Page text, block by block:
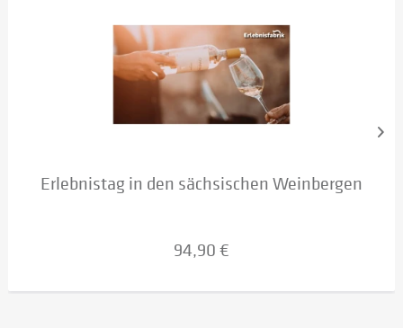
Erlebnistag in den sächsischen Weinbergen
94,90 €